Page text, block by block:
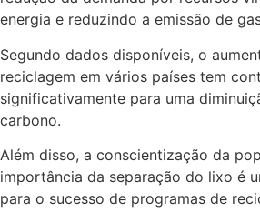
energia e reduzindo a emissão de
Segundo dados disponíveis, o
reciclagem em vários países tem
significativamente para uma
carbono.
Além disso, a conscientização da
importância da separação do lixo é
para o sucesso de programas de